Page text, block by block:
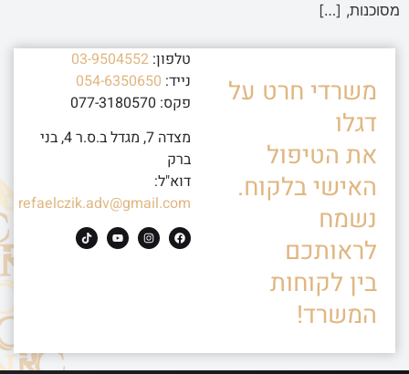
מסוכנות, […]
משרדי חרט על
דגלו
את הטיפול
האישי בלקוח.
נשמח
לראותכם
בין לקוחות
המשרד!
טלפון: 03-9504552
נייד: 054-6350650
פקס: 077-3180570
מצדה 7, מגדל ב.ס.ר 4, בני
ברק
דוא"ל:
refaelczik.adv@gmail.com